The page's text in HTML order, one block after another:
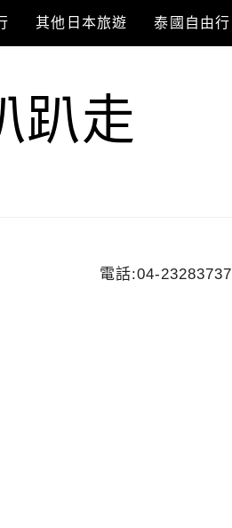
其他日本旅遊 泰國自由行
趴走
電話:04-23283737